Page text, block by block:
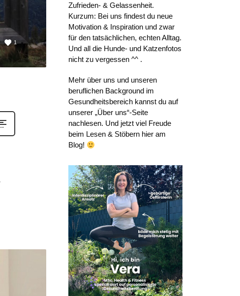
1
Zufrieden- & Gelassenheit.
Kurzum: Bei uns findest du neue
Motivation & Inspiration und zwar
für den tatsächlichen, echten Alltag.
Und all die Hunde- und Katzenfotos
nicht zu vergessen ^^ .
Mehr über uns und unseren
beruflichen Background im
Gesundheitsbereich kannst du auf
unserer „Über uns“-Seite
nachlesen. Und jetzt viel Freude
beim Lesen & Stöbern hier am
Blog!